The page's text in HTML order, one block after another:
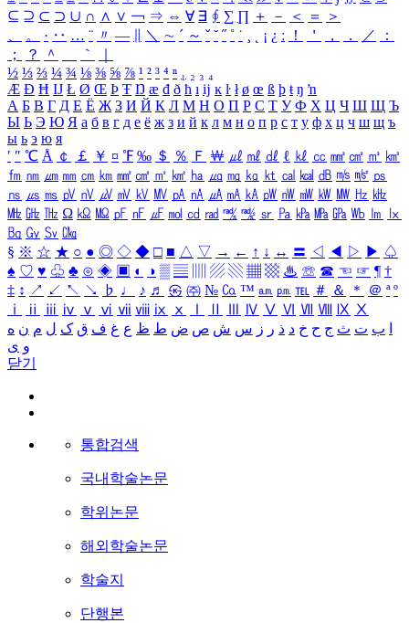
⊆ ⊇ ⊂ ⊃ ∪ ∩ ∧ ∨ ￢ ⇒ ⇔ ∀ ∃ ∮ ∑ ∏ ＋ － ＜ ＝
＞
、
。 · ‥ … ¨ 〃 ― ＼ ∼ ´ ～ ˇ ˘ ˝ ˚ ˙ ¸ ¡ ¿ ː ！ ＇ ， ． ／
：
；
？ ＾ ｀
½ ⅓ ⅔ ¼ ¾ ⅛ ⅜ ⅝ ⅞ ¹ ² ³ ⁴ ⁿ ₁ ₂ ₃ ₄
Æ Ð Ħ Ĳ Ł Ø Œ Þ Ŧ Ŋ æ đ ð ħ ı ĳ ĸ ŀ ł ø œ ß þ ŧ ŋ ŉ
А Б В Г Д Е Ё Ж З И Й К Л М Н О П Р С Т У Ф Х Ц Ч Ш Щ Ъ
Ы Ь Э Ю Я а б в г д е ё ж з и й к л м н о п р с т у ф х ц ч ш щ ъ
ы ь э ю я
′ ″ ℃ Å ￠ ￡ ￥ ¤ ℉ ‰ ＄ ％ Ｆ ￦ ㎕ ㎖ ㎗ ℓ ㎘ ㏄ ㎣ ㎤ ㎥ ㎦
㎙ ㎚ ㎛ ㎜ ㎝ ㎞ ㎟ ㎠ ㎡ ㎢ ㏊ ㎍ ㎎ ㎏ ㏏ ㎈ ㎉ ㏈ ㎧ ㎨ ㎰
㎱ ㎲ ㎳ ㎴ ㎵ ㎶ ㎷ ㎸ ㎹ ㎀ ㎁ ㎂ ㎃ ㎄ ㎺ ㎻ ㎽ ㎾ ㎿ ㎐ ㎑
㎒ ㎓ ㎔ Ω ㏀ ㏁ ㎊ ㎋ ㎌ ㏖ ㏅ ㎭ ㎮ ㎯ ㏛ ㎩ ㎪ ㎫ ㎬ ㏝ ㏐
㏓
㏃ ㏉ ㏜ ㏆
§ ※ ☆ ★ ○ ● ◎ ◇ ◆ □ ■ △ ▽ → ← ↑ ↓ ↔ 〓 ◁ ◀ ▷ ▶ ♤
♠ ♡ ♥ ♧ ♣ ⊙ ◈ ▣ ◐ ◑ ▒ ▤ ▨ ▧ ▦ ▩ ♨ ☏ ☎ ☜ ☞ ¶ †
‡ ↕ ↗ ↙ ↖ ↘ ♭ ♩ ♪ ♬ ㉿ ㈜ № ㏇ ™ ㏂ ㏘ ℡ ＃ ＆ ＊ ＠ ª º
ⅰ
ⅱ ⅲ ⅳ ⅴ ⅵ ⅶ ⅷ ⅸ ⅹ Ⅳ Ⅴ Ⅵ Ⅶ Ⅷ Ⅸ Ⅹ
ب ت ث ج ح خ د ذ ر ز س ش ص ض ط ظ ع غ ف ق ک ل م ن ه
و ی
닫기
통합검색
국내학술논문
학위논문
해외학술논문
학술지
단행본